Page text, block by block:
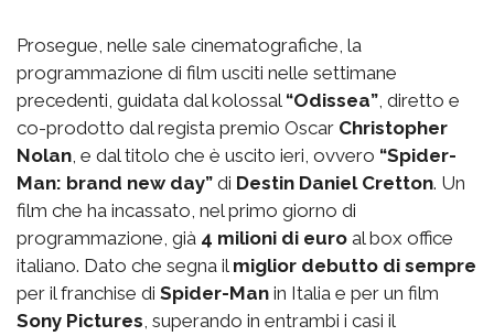
Prosegue, nelle sale cinematografiche, la
programmazione di film usciti nelle settimane
precedenti, guidata dal kolossal “Odissea”, diretto e
co-prodotto dal regista premio Oscar Christopher
Nolan, e dal titolo che è uscito ieri, ovvero “Spider-
Man: brand new day” di Destin Daniel Cretton. Un
film che ha incassato, nel primo giorno di
programmazione, già 4 milioni di euro al box office
italiano. Dato che segna il miglior debutto di sempre
per il franchise di Spider-Man in Italia e per un film
Sony Pictures, superando in entrambi i casi il